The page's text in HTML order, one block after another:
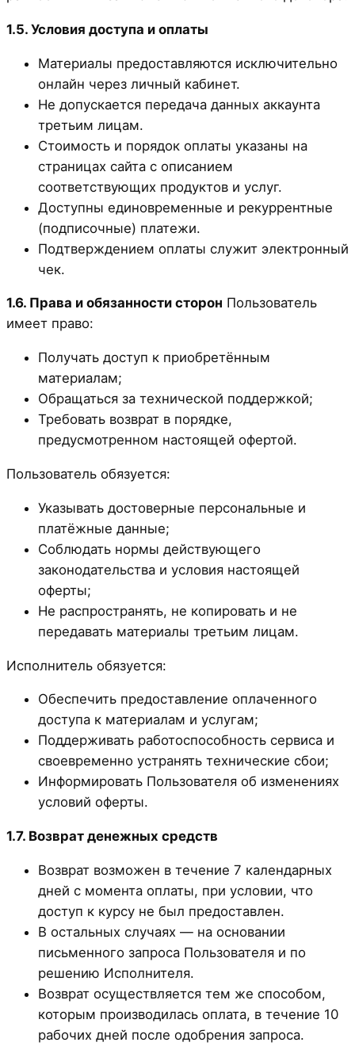
1.5. Условия доступа и оплаты
Материалы предоставляются исключительно
онлайн через личный кабинет.
Не допускается передача данных аккаунта
третьим лицам.
Стоимость и порядок оплаты указаны на
страницах сайта с описанием
соответствующих продуктов и услуг.
Доступны единовременные и рекуррентные
(подписочные) платежи.
Подтверждением оплаты служит электронный
чек.
1.6. Права и обязанности сторон Пользователь
имеет право:
Получать доступ к приобретённым
материалам;
Обращаться за технической поддержкой;
Требовать возврат в порядке,
предусмотренном настоящей офертой.
Пользователь обязуется:
Указывать достоверные персональные и
платёжные данные;
Соблюдать нормы действующего
законодательства и условия настоящей
оферты;
Не распространять, не копировать и не
передавать материалы третьим лицам.
Исполнитель обязуется:
Обеспечить предоставление оплаченного
доступа к материалам и услугам;
Поддерживать работоспособность сервиса и
своевременно устранять технические сбои;
Информировать Пользователя об изменениях
условий оферты.
1.7. Возврат денежных средств
Возврат возможен в течение 7 календарных
дней с момента оплаты, при условии, что
доступ к курсу не был предоставлен.
В остальных случаях — на основании
письменного запроса Пользователя и по
решению Исполнителя.
Возврат осуществляется тем же способом,
которым производилась оплата, в течение 10
рабочих дней после одобрения запроса.